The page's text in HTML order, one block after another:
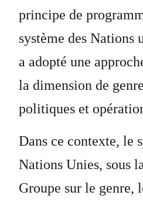
principe de
système des Nations
a adopté une
la dimension de
politiques et
Dans ce contexte, le
Nations Unies, sous
Groupe sur le genre,